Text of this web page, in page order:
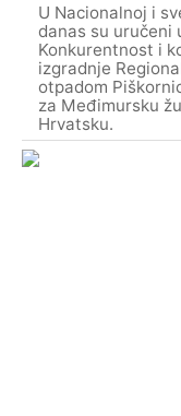
U Nacionalnoj i
danas su uručeni
Konkurentnost i
izgradnje
otpadom
za Međimursku
Hrvatsku.